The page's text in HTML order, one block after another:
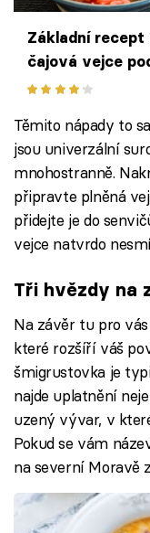
Základní recept
čajová vejce
Těmito nápady to
jsou univerzální
mnohostranně.
připravte plněná
přidejte je do
vejce natvrdo
Tři hvězdy na
Na závěr tu pro
které rozšíří váš
šmigrustovka je
najde uplatnění
uzený vývar, v
Pokud se vám
na severní Moravě